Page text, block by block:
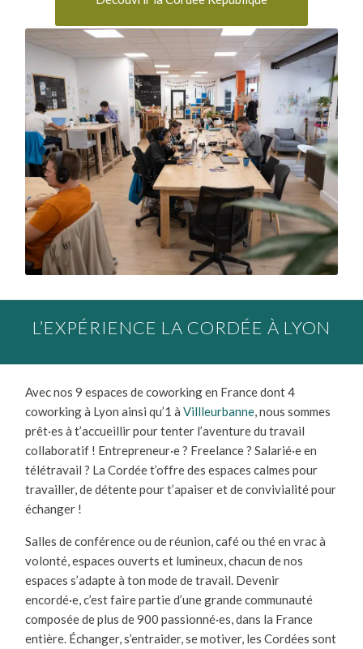
L’EXPÉRIENCE LA CORDÉE À LYON
Avec nos 9 espaces de coworking en France dont 4
coworking à Lyon ainsi qu’1 àVillleurbanne, nous sommes
prêt·es à t’accueillir pour tenter l’aventure du travail
collaboratif ! Entrepreneur·e ? Freelance ? Salarié·e en
télétravail ? La Cordée t’offre des espaces calmes pour
travailler, de détente pour t’apaiser et de convivialité pour
échanger !
Salles de conférence ou de réunion, café ou thé en vrac à
volonté, espaces ouverts et lumineux, chacun de nos
espaces s’adapte à ton mode de travail. Devenir
encordé·e, c’est faire partie d’une grande communauté
composée de plus de 900 passionné·es, dans la France
entière. Échanger, s’entraider, se motiver, les Cordées sont